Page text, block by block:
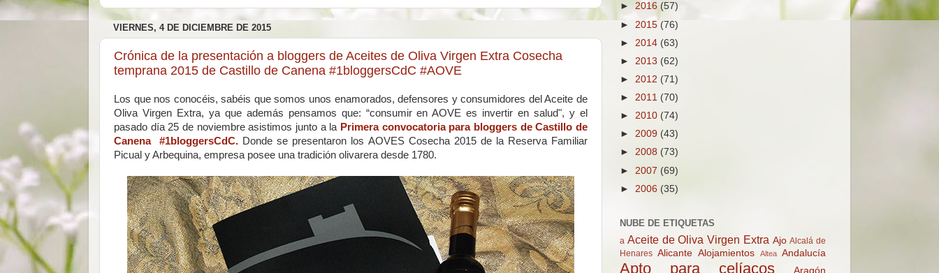
VIERNES, 4 DE DICIEMBRE DE 2015
Crónica de la presentación a bloggers de Aceites de Oliva Virgen Extra Cosecha
temprana 2015 de Castillo de Canena #1bloggersCdC #AOVE
Los que nos conocéis, sabéis que somos unos enamorados, defensores y consumidores del Aceite de
Oliva Virgen Extra, ya que además pensamos que: “consumir en AOVE es invertir en salud", y el
pasado día 25 de noviembre asistimos junto a la Primera convocatoria para bloggers de Castillo de
Canena #1bloggersCdC. Donde se presentaron los AOVES Cosecha 2015 de la Reserva Familiar
Picual y Arbequina, empresa posee una tradición olivarera desde 1780.
► 2016 (57)
► 2015 (76)
► 2014 (63)
► 2013 (62)
► 2012 (71)
► 2011 (70)
► 2010 (74)
► 2009 (43)
► 2008 (73)
► 2007 (69)
► 2006 (35)
NUBE DE ETIQUETAS
a Aceite de Oliva Virgen Extra Ajo Alcalá de
Henares Alicante Alojamientos Altea Andalucía
Apto para celíacos Aragón